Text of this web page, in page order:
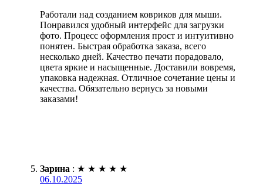
Работали над созданием ковриков для мыши.
Понравился удобный интерфейс для загрузки
фото. Процесс оформления прост и интуитивно
понятен. Быстрая обработка заказа, всего
несколько дней. Качество печати порадовало,
цвета яркие и насыщенные. Доставили вовремя,
упаковка надежная. Отличное сочетание цены и
качества. Обязательно вернусь за новыми
заказами!
Зарина : ★ ★ ★ ★ ★
06.10.2025